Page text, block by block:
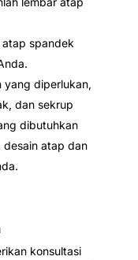
atap spandek
yang diperlukan,
dan sekrup
dibutuhkan
atap dan
konsultasi